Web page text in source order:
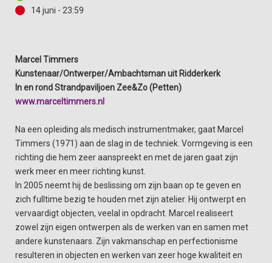
14 juni - 23:59
Marcel Timmers
Kunstenaar/Ontwerper/Ambachtsmanuit Ridderkerk
In en rond Strandpaviljoen Zee&Zo (Petten)
www.marceltimmers.nl
Na een opleiding als medisch instrumentmaker, gaat Marcel
Timmers (1971) aan de slag in de techniek. Vormgeving is een
richting die hem zeer aanspreekt en met de jaren gaat zijn
werk meer en meer richting kunst.
In 2005 neemt hij de beslissing om zijn baan op te geven en
zich fulltime bezig te houden met zijn atelier. Hij ontwerpt en
vervaardigt objecten, veelal in opdracht. Marcel realiseert
zowel zijn eigen ontwerpen als de werken van en samen met
andere kunstenaars. Zijn vakmanschap en perfectionisme
resulteren in objecten en werken van zeer hoge kwaliteit en